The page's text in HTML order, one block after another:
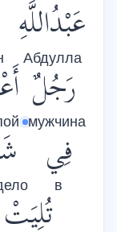
عَبْدُاللَّهِ
Абдулла
رَجُلٌ
мужчина
فِي
в
تُلِيَتْ